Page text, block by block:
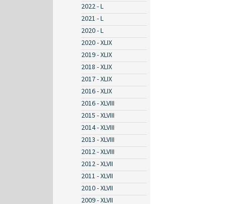
2022 - L
2021 - L
2020 - L
2020 - XLIX
2019 - XLIX
2018 - XLIX
2017 - XLIX
2016 - XLIX
2016 - XLVIII
2015 - XLVIII
2014 - XLVIII
2013 - XLVIII
2012 - XLVIII
2012 - XLVII
2011 - XLVII
2010 - XLVII
2009 - XLVII